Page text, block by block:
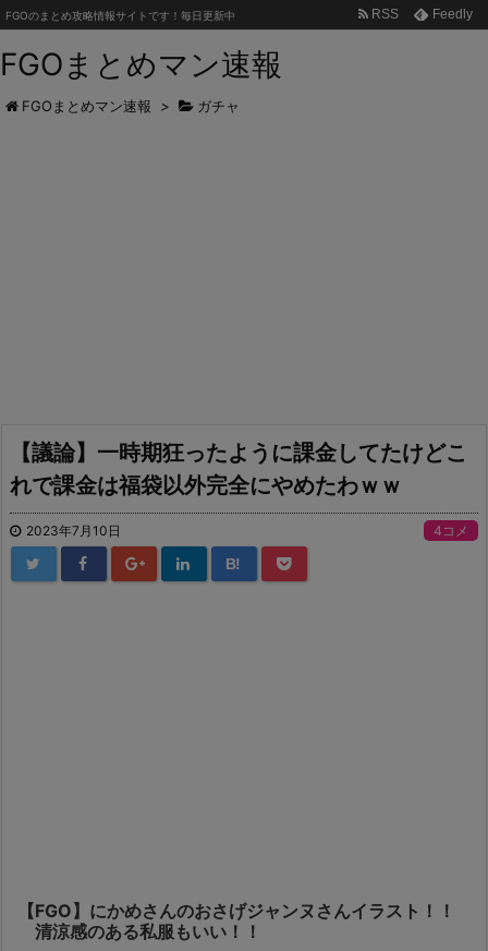
FGOまとめマン速報
FGOのまとめ攻略情報サイトです！毎日更新中 RSS Feedly
FGOまとめマン速報 > ガチャ
【議論】一時期狂ったように課金してたけどこ
れで課金は福袋以外完全にやめたわｗｗ
2023年7月10日 4コメ
B!
【FGO】にかめさんのおさげジャンヌさんイラスト！！
清涼感のある私服もいい！！